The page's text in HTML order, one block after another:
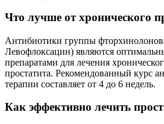
Что лучше от хронического
Антибиотики группы
Левофлоксацин) являются
препаратами для лечения
простатита. Рекомендованный курс
терапии составляет от 4 до 6 недель.
Как эффективно лечить